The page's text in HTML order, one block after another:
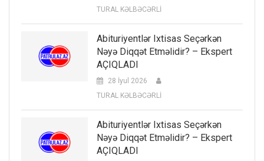
TURAL KƏLBƏCƏRLİ
Abituriyentlər Ixtisas Seçərkən
Nəyə Diqqət Etməlidir? – Ekspert
AÇIQLADI
28 İyul 2026
TURAL KƏLBƏCƏRLİ
Abituriyentlər Ixtisas Seçərkən
Nəyə Diqqət Etməlidir? – Ekspert
AÇIQLADI